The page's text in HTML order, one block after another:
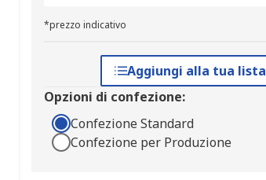
*prezzo indicativo
Aggiungi alla tua lista
Opzioni di confezione:
Confezione Standard
Confezione per Produzione